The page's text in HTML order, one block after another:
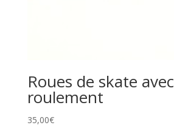
Roues de skate avec
roulement
35,00€